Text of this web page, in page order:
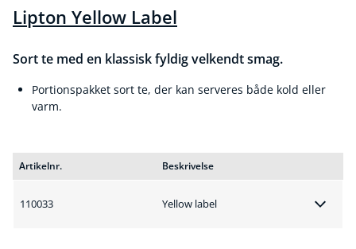
Lipton Yellow Label
Sort te med en klassisk fyldig velkendt smag.
Portionspakket sort te, der kan serveres både kold eller
varm.
Artikelnr. Beskrivelse
110033 Yellow label